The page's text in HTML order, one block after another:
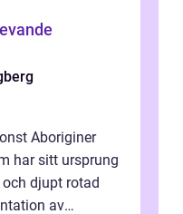
Aboriginer
har sitt ursprung
djupt rotad
av